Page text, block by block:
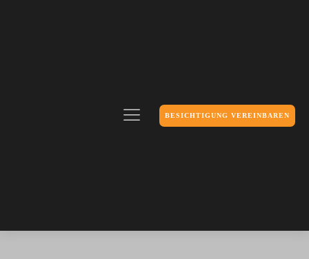
BESICHTIGUNG VEREINBAREN